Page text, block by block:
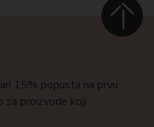
15% popusta na prvu
za proizvode koji